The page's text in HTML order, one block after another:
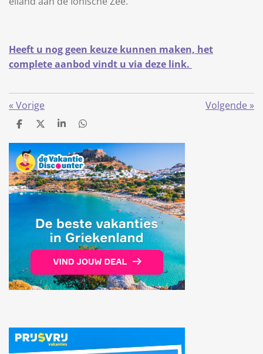
Heeft u nog geen keuze kunnen maken, het
complete aanbod vindt u via deze link.
« Vorige Volgende »
D
l
e
n
D
e
l
S
a
r
e
D
l
e
n